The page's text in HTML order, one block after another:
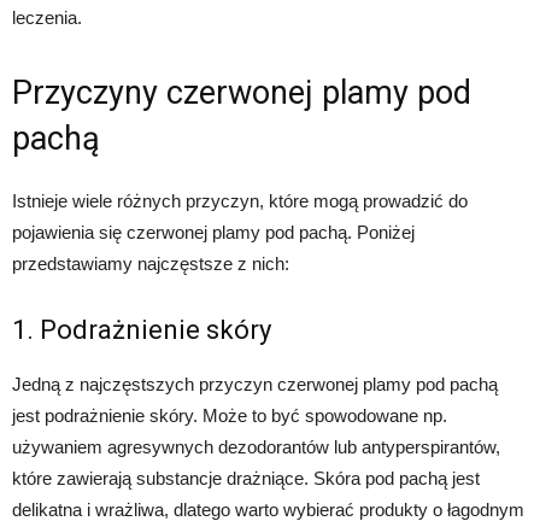
leczenia.
Przyczyny czerwonej plamy pod
pachą
Istnieje wiele różnych przyczyn, które mogą prowadzić do
pojawienia się czerwonej plamy pod pachą. Poniżej
przedstawiamy najczęstsze z nich:
1. Podrażnienie skóry
Jedną z najczęstszych przyczyn czerwonej plamy pod pachą
jest podrażnienie skóry. Może to być spowodowane np.
używaniem agresywnych dezodorantów lub antyperspirantów,
które zawierają substancje drażniące. Skóra pod pachą jest
delikatna i wrażliwa, dlatego warto wybierać produkty o łagodnym